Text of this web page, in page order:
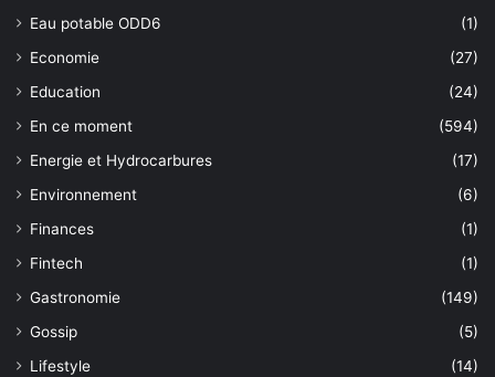
Eau potable ODD6
(1)
Economie
(27)
Education
(24)
En ce moment
(594)
Energie et Hydrocarbures
(17)
Environnement
(6)
Finances
(1)
Fintech
(1)
Gastronomie
(149)
Gossip
(5)
Lifestyle
(14)